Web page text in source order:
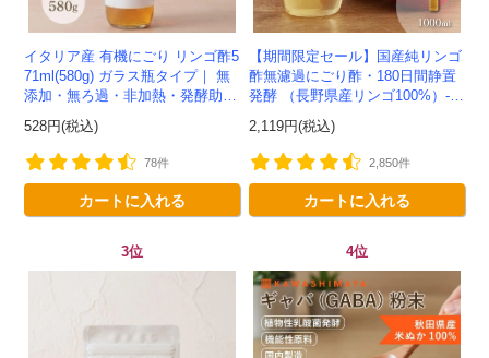
イタリア産 有機にごり リンゴ酢5
71ml(580g) ガラス瓶タイプ｜ 無
添加・無ろ過・非加熱・発酵助剤
不使用のアップルサイダービネガ
ー -かわしま屋-
528円(税込)
78件
カートに入れる
【期間限定セール】国産純リンゴ
酢無濾過にごり酢・180日間静置
発酵 （長野県産リンゴ100%）-1
000ml-かわしま屋-
2,119円(税込)
2,850件
カートに入れる
3位 4位